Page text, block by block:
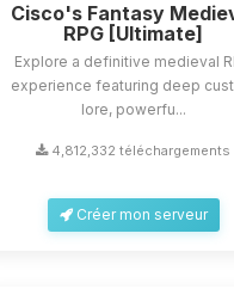
Cisco's Fantasy
RPG [Ultimate]
Explore a definitive medieval
experience featuring deep
lore, powerfu...
4,812,332 téléchargements
Créer mon serveur